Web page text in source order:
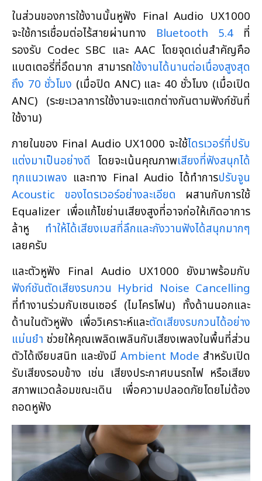
ในส่วนของการใช้งานนั้นหูฟัง Final Audio UX1000
จะใช้การเชื่อมต่อไร้สายผ่านทาง Bluetooth 5.4 ที่
รองรับ Codec SBC และ AAC โดยจุดเด่นสำคัญคือ
แบตเตอรี่ที่อึดมาก สามารถใช้งานได้นานต่อเนื่องสูงสุด
ถึง 70 ชั่วโมง (เมื่อปิด ANC) และ 40 ชั่วโมง (เมื่อเปิด
ANC) (ระยะเวลาการใช้งานจะแตกต่างกันตามฟังก์ชันที่
ใช้งาน)
ภายในของ Final Audio UX1000 จะใช้ไดรเวอร์ที่ปรับ
แต่งมาเป็นอย่างดี โดยจะเน้นคุณภาพเสียงที่ฟังสนุกได้
ทุกแนวเพลง และทาง Final Audio ได้ทำการปรับจูน
Acoustic ของไดรเวอร์อย่างละเอียด ผสานกับการใช้
Equalizer เพื่อแก้ไขย่านเสียงสูงที่อาจก่อให้เกิดอาการ
ล้าหู ทำให้ได้เสียงเบสที่ลึกและกังวานฟังได้สนุกมากๆ
เลยครับ
และตัวหูฟัง Final Audio UX1000 ยังมาพร้อมกับ
ฟังก์ชันตัดเสียงรบกวน Hybrid Noise Cancelling
ที่ทำงานร่วมกับเซนเซอร์ (ไมโครโฟน) ทั้งด้านนอกและ
ด้านในตัวหูฟัง เพื่อวิเคราะห์และตัดเสียงรบกวนได้อย่าง
แม่นยำ ช่วยให้คุณเพลิดเพลินกับเสียงเพลงในพื้นที่ส่วน
ตัวได้เงียบสนิท และยังมี Ambient Mode สำหรับเปิด
รับเสียงรอบข้าง เช่น เสียงประกาศบนรถไฟ หรือเสียง
สภาพแวดล้อมขณะเดิน เพื่อความปลอดภัยโดยไม่ต้อง
ถอดหูฟัง